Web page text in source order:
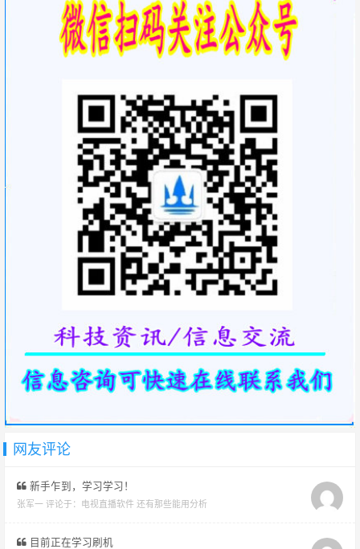
网友评论
新手乍到，学习学习！
张军一 评论于： 电视直播软件 还有那些能用分析
目前正在学习刷机